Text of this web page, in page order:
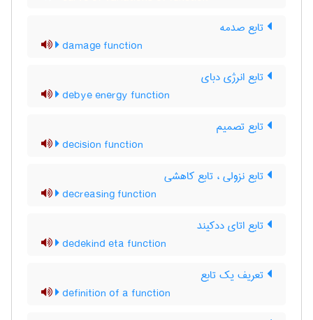
تابع صدمه
damage function
تابع انرژی دبای
debye energy function
تابع تصمیم
decision function
تابع نزولی ، تابع کاهشی
decreasing function
تابع اتای ددکیند
dedekind eta function
تعریف یک تابع
definition of a function